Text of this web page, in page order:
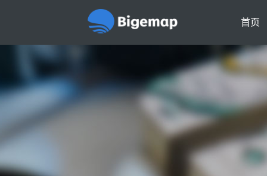
首页